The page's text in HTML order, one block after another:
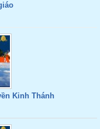
Kinh Thánh